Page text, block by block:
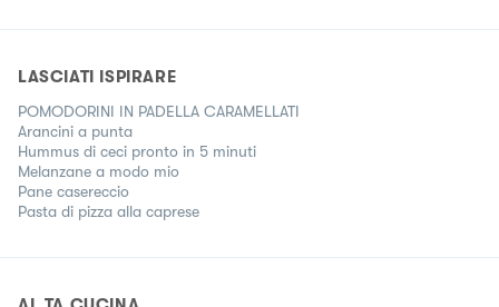
LASCIATI ISPIRARE
POMODORINI IN PADELLA CARAMELLATI
Arancini a punta
Hummus di ceci pronto in 5 minuti
Melanzane a modo mio
Pane casereccio
Pasta di pizza alla caprese